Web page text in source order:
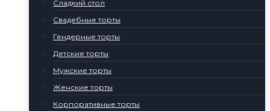
Сладкий стол
Свадебные торты
Гендерные торты
Детские торты
Мужские торты
Женские торты
Корпоративные торты